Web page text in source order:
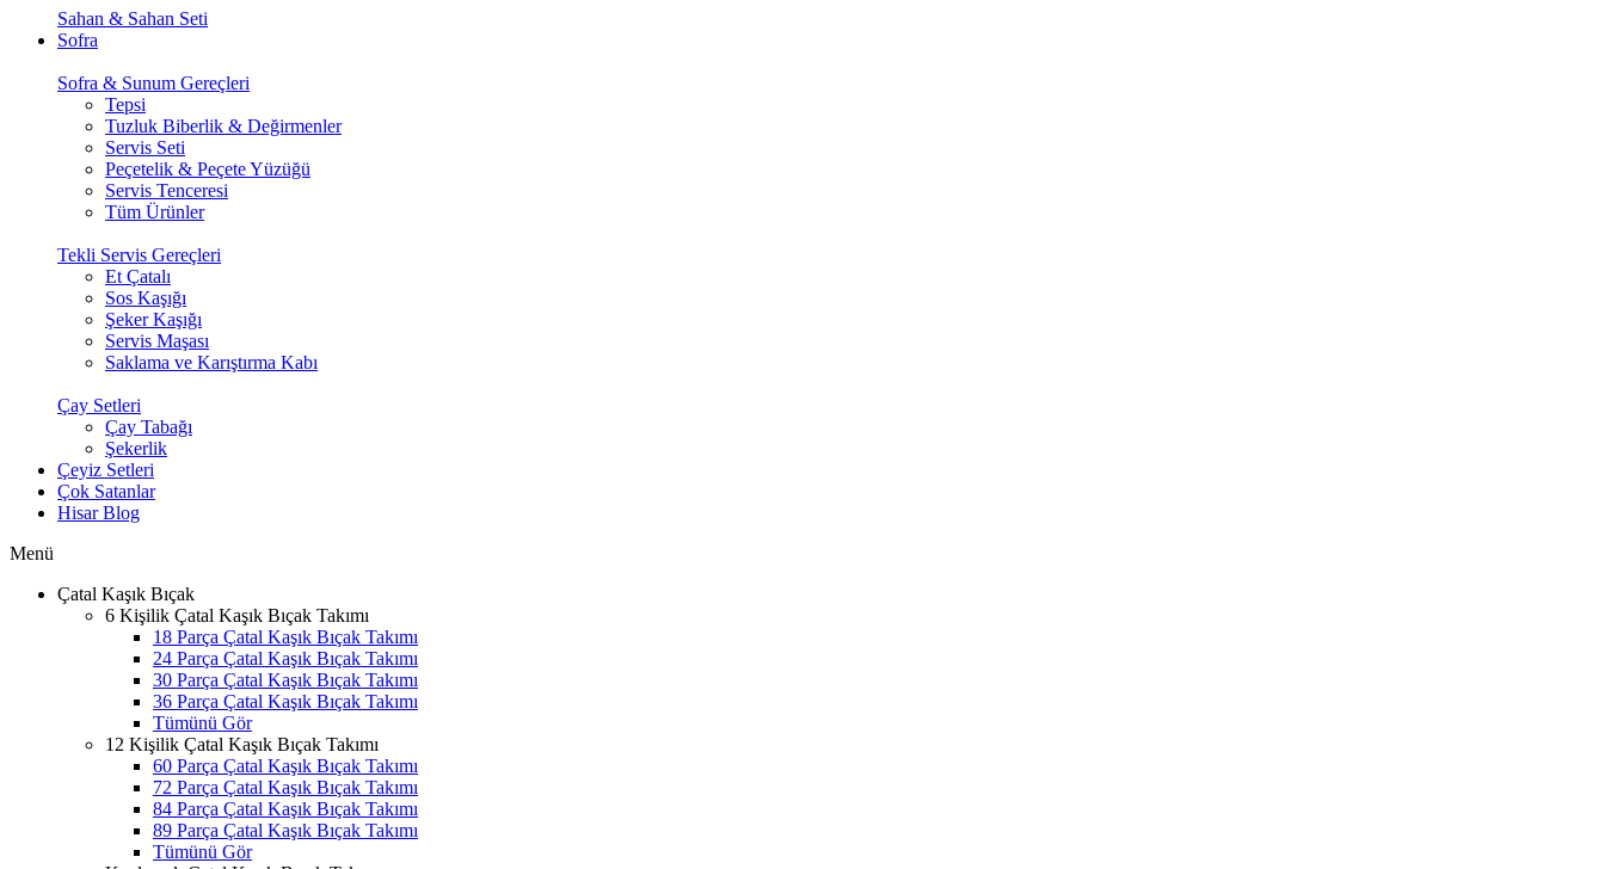
Sahan & Sahan Seti
Sofra
Sofra & Sunum Gereçleri
Tepsi
Tuzluk Biberlik & Değirmenler
Servis Seti
Peçetelik & Peçete Yüzüğü
Servis Tenceresi
Tüm Ürünler
Tekli Servis Gereçleri
Et Çatalı
Sos Kaşığı
Şeker Kaşığı
Servis Maşası
Saklama ve Karıştırma Kabı
Çay Setleri
Çay Tabağı
Şekerlik
Çeyiz Setleri
Çok Satanlar
Hisar Blog
Menü
Çatal Kaşık Bıçak
6 Kişilik Çatal Kaşık Bıçak Takımı
18 Parça Çatal Kaşık Bıçak Takımı
24 Parça Çatal Kaşık Bıçak Takımı
30 Parça Çatal Kaşık Bıçak Takımı
36 Parça Çatal Kaşık Bıçak Takımı
Tümünü Gör
12 Kişilik Çatal Kaşık Bıçak Takımı
60 Parça Çatal Kaşık Bıçak Takımı
72 Parça Çatal Kaşık Bıçak Takımı
84 Parça Çatal Kaşık Bıçak Takımı
89 Parça Çatal Kaşık Bıçak Takımı
Tümünü Gör